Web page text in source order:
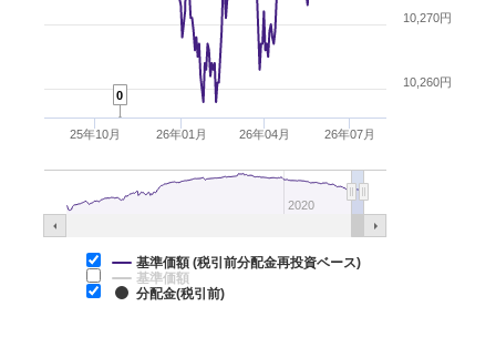
0
26年01月 26年07月
25年10月 26年04月
2020
10,260円
10,270円
基準価額 (税引前分配金再投資ベース)
基準価額
分配金(税引前)